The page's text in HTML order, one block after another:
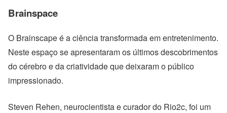
Brainspace
O Brainscape é a ciência transformada em entretenimento.
Neste espaço se apresentaram os últimos descobrimentos
do cérebro e da criatividade que deixaram o público
impressionado.
Steven Rehen, neurocientista e curador do Rio2c, foi um